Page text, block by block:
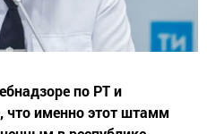
по РТ и
что именно этот штамм